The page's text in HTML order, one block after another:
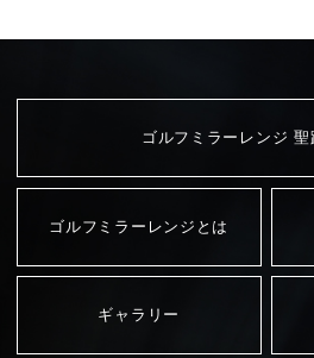
ゴルフミラーレンジ 聖
ゴルフミラーレンジとは
ギャラリー